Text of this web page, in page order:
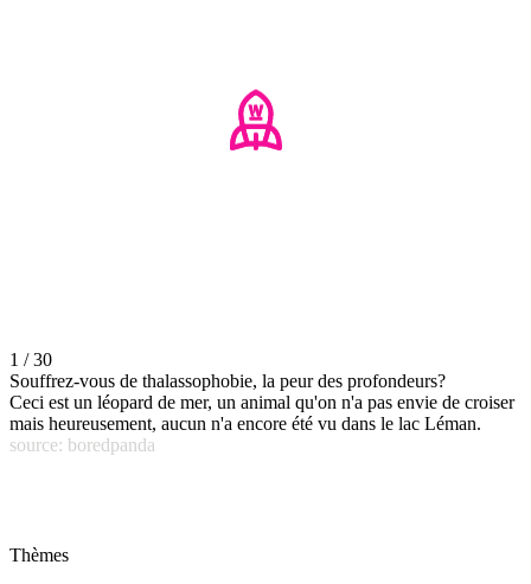
1 / 30
Souffrez-vous de thalassophobie, la peur des profondeurs?
Ceci est un léopard de mer, un animal qu'on n'a pas envie de croiser
mais heureusement, aucun n'a encore été vu dans le lac Léman.
source: boredpanda
Thèmes